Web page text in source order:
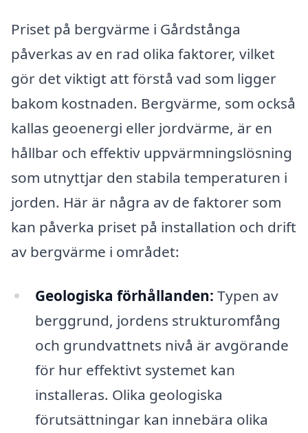
Priset på bergvärme i Gårdstånga
påverkas av en rad olika faktorer, vilket
gör det viktigt att förstå vad som ligger
bakom kostnaden. Bergvärme, som också
kallas geoenergi eller jordvärme, är en
hållbar och effektiv uppvärmningslösning
som utnyttjar den stabila temperaturen i
jorden. Här är några av de faktorer som
kan påverka priset på installation och drift
av bergvärme i området:
Geologiska förhållanden: Typen av
berggrund, jordens strukturomfång
och grundvattnets nivå är avgörande
för hur effektivt systemet kan
installeras. Olika geologiska
förutsättningar kan innebära olika